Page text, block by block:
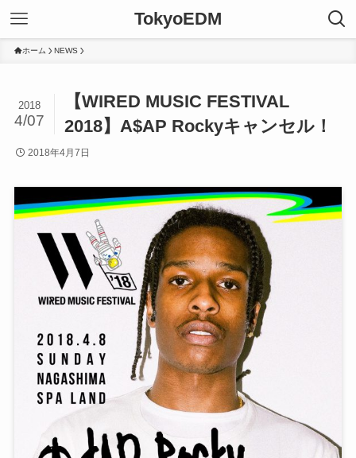
TokyoEDM
ホーム NEWS
【WIRED MUSIC FESTIVAL
2018】A$AP Rockyキャンセル！
2018
4/07
2018年4月7日